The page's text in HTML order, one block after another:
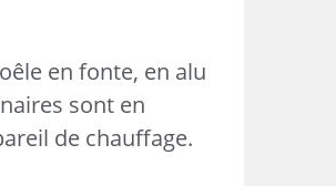
en fonte, en alu
sont en
de chauffage.